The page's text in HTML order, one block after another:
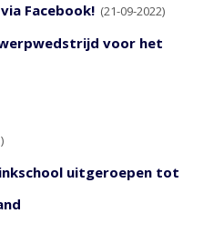
Facebook! (21-09-2022)
voor het
uitgeroepen tot